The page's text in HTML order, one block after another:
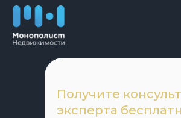
Получите
эксперта